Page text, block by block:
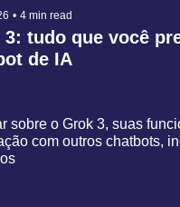
• 4 min read
3: tudo que você
de IA
sobre o Grok 3, suas
com outros chatbots,